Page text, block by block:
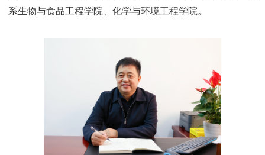
系生物与食品工程学院、化学与环境工程学院。